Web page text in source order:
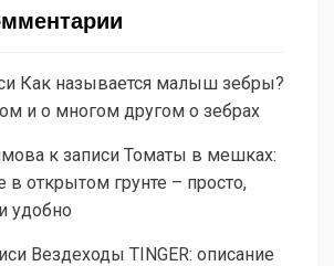
Как называется малыш зебры?
и о многом другом о зебрах
к записи Томаты в мешках:
открытом грунте – просто,
удобно
Вездеходы TINGER: описание